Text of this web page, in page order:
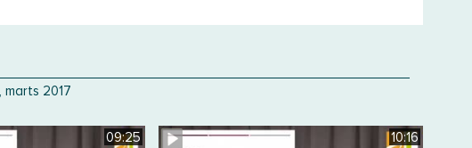
2017
09:25 10:16